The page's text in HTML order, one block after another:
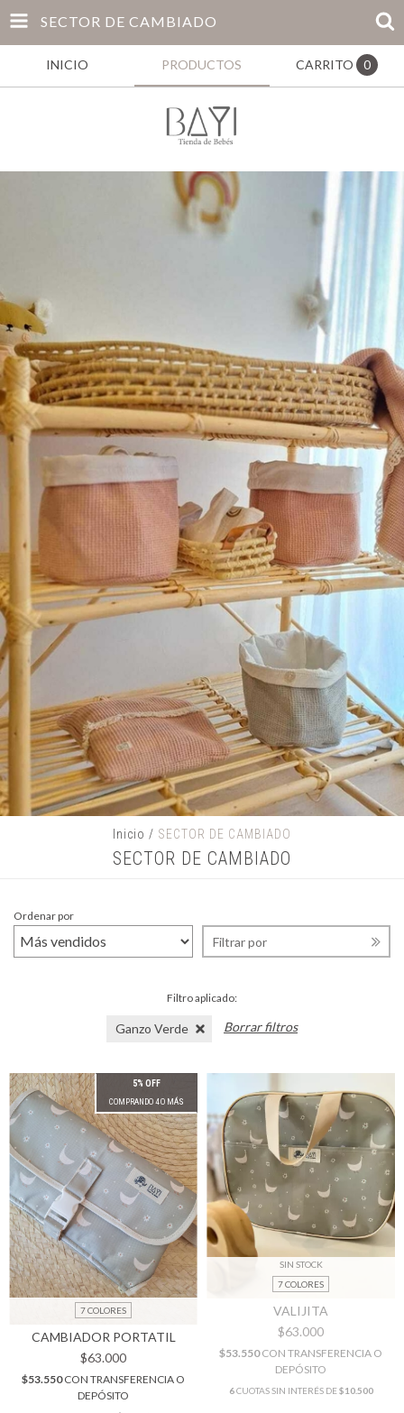
SECTOR DE CAMBIADO
INICIO PRODUCTOS CARRITO 0
Inicio / SECTOR DE CAMBIADO
SECTOR DE CAMBIADO
Ordenar por
Filtrar por
Filtro aplicado:
Ganzo Verde Borrar filtros
5% OFF
COMPRANDO 4 O MÁS
7 COLORES
CAMBIADOR PORTATIL
$63.000
$53.550CON TRANSFERENCIA O
DEPÓSITO
SIN STOCK
7 COLORES
VALIJITA
$63.000
$53.550CON TRANSFERENCIA O
DEPÓSITO
6CUOTAS SIN INTERÉS DE$10.500